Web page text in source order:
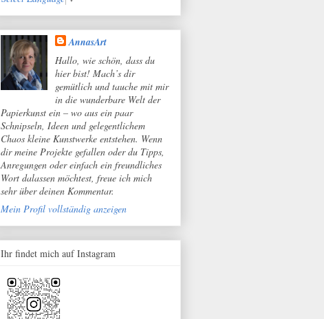
AnnasArt
Hallo, wie schön, dass du
hier bist! Mach’s dir
gemütlich und tauche mit mir
in die wunderbare Welt der
Papierkunst ein – wo aus ein paar
Schnipseln, Ideen und gelegentlichem
Chaos kleine Kunstwerke entstehen. Wenn
dir meine Projekte gefallen oder du Tipps,
Anregungen oder einfach ein freundliches
Wort dalassen möchtest, freue ich mich
sehr über deinen Kommentar.
Mein Profil vollständig anzeigen
Ihr findet mich auf Instagram